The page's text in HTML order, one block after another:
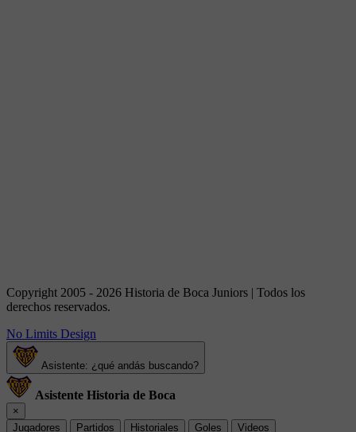
Copyright 2005 - 2026 Historia de Boca Juniors | Todos los
derechos reservados.
No Limits Design
Asistente: ¿qué andás buscando?
Asistente Historia de Boca
×
Jugadores
Partidos Historiales Goles Videos